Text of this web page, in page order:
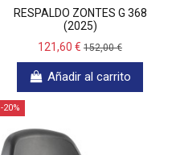
RESPALDO ZONTES G 368
(2025)
121,60 € 152,00 €
Añadir al carrito
-20%